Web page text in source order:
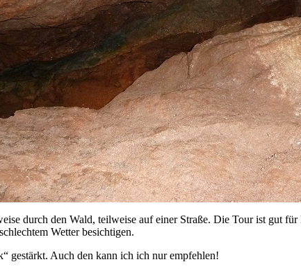
durch den Wald, teilweise auf einer Straße. Die Tour ist gut
Wetter besichtigen.
gestärkt. Auch den kann ich ich nur empfehlen!